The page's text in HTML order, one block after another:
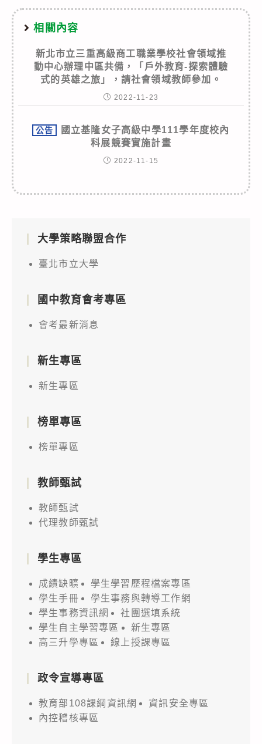
相關內容
新北市立三重高級商工職業學校社會領域推
動中心辦理中區共備，「戶外教育-探索體驗
式的英雄之旅」，請社會領域教師參加。
2022-11-23
公告
國立基隆女子高級中學111學年度校內
科展競賽實施計畫
2022-11-15
大學策略聯盟合作
臺北市立大學
國中教育會考專區
會考最新消息
新生專區
新生專區
榜單專區
榜單專區
教師甄試
教師甄試
代理教師甄試
學生專區
成績缺曠
學生學習歷程檔案專區
學生手冊
學生事務與轉導工作網
學生事務資訊網
社團選填系統
學生自主學習專區
新生專區
高三升學專區
線上授課專區
政令宣導專區
教育部108課綱資訊網
資訊安全專區
內控稽核專區